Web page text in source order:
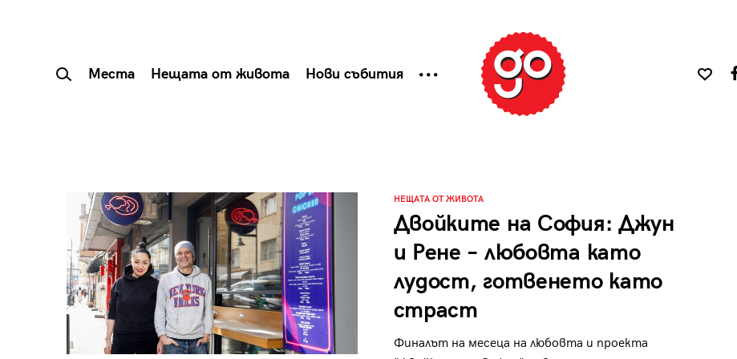
Места Нещата от живота Нови събития
НЕЩАТА ОТ ЖИВОТА
Двойките на София: Джун
и Рене – любовта като
лудост, готвенето като
страст
Финалът на месеца на любовта и проекта